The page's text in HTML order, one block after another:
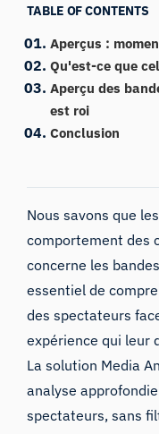
TABLE OF CONTENTS
Aperçus :
Qu'est-ce que
Aperçu des
est roi
Conclusion
Nous savons que
comportement des
concerne les
essentiel de
des spectateurs
expérience qui leur
La solution Media
analyse
spectateurs, sans